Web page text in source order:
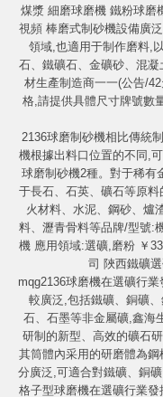
煤漿 細磨球磨機 鐵粉球磨
視頻 棒磨式制砂機設備廣
領域,也適用于制作磨料,
石、鐵礦石、金礦砂、混
材生產制造商一一(公告/
格,請提供具體尺寸牌號數
2136球磨制砂機相比傳統
機根據出料口位置的不同,
球磨制砂機2種。對于稀有
于長石、石英、礦石等原
火材料、水泥、鋼砂、爐
料、瀝青骨料等品牌/型號:
機 應用領域:選礦,磨粉 ￥
司 陜西鐵礦
mqg2136球磨機在選礦行
較廣泛,包括鐵礦、銅礦
石、石墨等非金屬礦,鑫海
研制的新型、高效的礦石
其筒體內采用的研磨體為
分廣泛,可適合對鐵礦、銅
格子型球磨機在選礦行業